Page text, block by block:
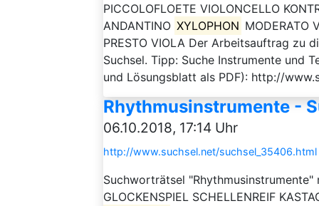
PICCOLOFLOETE VIOLONCELLO
ANDANTINO XYLOPHON MODERATO
PRESTO VIOLA Der Arbeitsauftrag zu
Suchsel. Tipp: Suche Instrumente und
und Lösungsblatt als PDF): http://
Rhythmusinstrumente -
06.10.2018, 17:14 Uhr
http://www.suchsel.net/suchsel_35406.html
Suchworträtsel
GLOCKENSPIEL SCHELLENREIF